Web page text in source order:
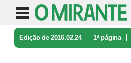
Edição de 2016.02.24 1ª página